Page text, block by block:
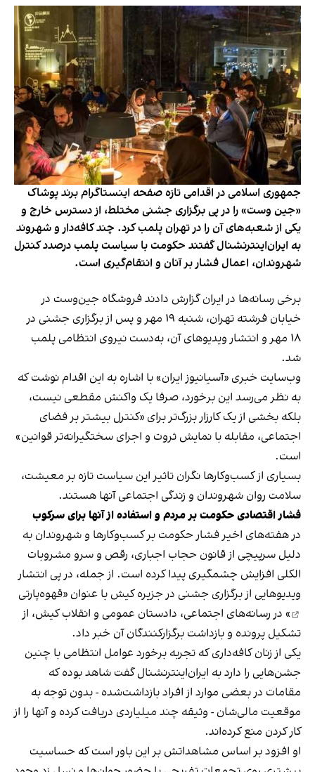
جمهوری اسلامی در اقدامی تازه صفحه اینستاگرام برند پوشاک
«جین وست» را در پی برگزاری جشنی مختلط، از دسترس خارج و
یکی از شعبه‌های آن را در تهران پلمب کرد. چند کافه‌‌دار و شهروند
به ایران‌اینترنشنال گفتند حکومت با سیاست پلمب درصدد کنترل
شهروندان، اعمال فشار بر آنان و انتقام‌گیری است.
برخی رسانه‌ها در ایران گزارش دادند فروشگاه جین‌وست در
خیابان فرشته تهران، شنبه ۱۹ مهر و پس از برگزاری جشنی در
۱۸ مهر و انتشار ویدیوهای آن، به‌دست نیروی انتظامی پلمب
شد.
وب‌سایت خبری «آسیانیوز ایران» با اشاره به این اقدام نوشت که
به نظر می‌رسد این برخورد، صرفا یک واکنش مقطعی نیست،
بلکه بخشی از یک کارزار بزرگ‌تر برای «کنترل بیشتر بر فضای
اجتماعی، مقابله با نمایش ثروت و اجرای سختگیرانه‌تر قوانین»
است.
بسیاری از کسب‌وکارها نگران تاثیر این سیاست‌ تازه بر معیشت،
سلامت روان شهروندان و زندگی اجتماعی آنها هستند.
فشار اقتصادی حکومت بر مردم و استفاده از آنها برای سرکوب
در هفته‌های اخیر فشار حکومت بر کسب‌وکارها و شهروندان به
دلیل سرپیچی از قانون حجاب اجباری، رقص و سرو مشروبات
الکلی افزایش چشمگیری پیدا کرده است. از جمله، در پی انتشار
ویدیوهایی از برگزاری جشنی در جزیره کیش با عنوان «قهوه‌پارتی
» در رسانه‌های اجتماعی، دادستان عمومی و انقلاب کیش، از
تشکیل پرونده و بازداشت برگزارکنندگان آن خبر داد.
یکی از زنان کافه‌داری که تجربه برخورد عوامل انتظامی با چنین
جشن‌هایی را دارد به ایران‌اینترنشنال گفت شاهد بوده که
مقامات در بعضی موارد از افراد بازداشت‌‌شده - بدون توجه به
موقعیت مالی‌شان - وثیقه چند میلیاردی دریافت کرده و آنها را از
کار کردن منع کرده‌اند.
او افزود بر اساس مشاهداتش بر این باور است که حساسیت